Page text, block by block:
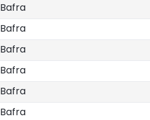
Bafra
Bafra
Bafra
Bafra
Bafra
Bafra